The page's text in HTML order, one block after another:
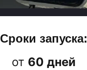
Сроки запуска:
от 60 дней